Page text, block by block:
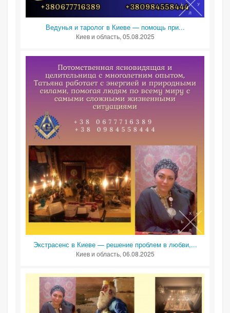
Ведунья и таролог в Киеве — помощь при...
Киев и область, 05.08.2025
Экстрасенс в Киеве — решение проблем в любви,...
Киев и область, 06.08.2025